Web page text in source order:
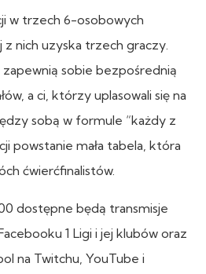
w trzech 6-osobowych
z nich uzyska trzech graczy.
sobie bezpośrednią
a ci, którzy uplasowali się na
sobą w formule “każdy z
powstanie mała tabela, która
ćwierćfinalistów.
dostępne będą transmisje
1 Ligi i jej klubów oraz
na Twitchu, YouTube i